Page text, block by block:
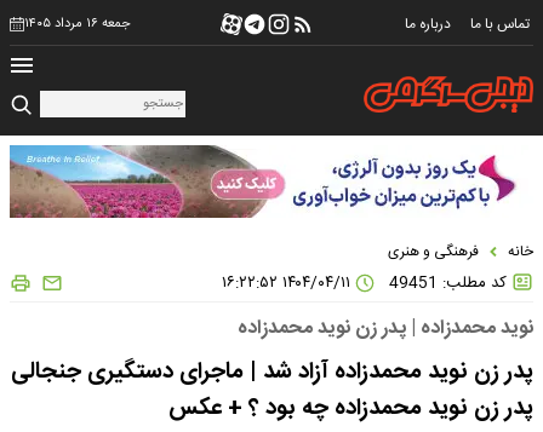
تماس با ما درباره ما جمعه ۱۶ مرداد ۱۴۰۵
خانه فرهنگی و هنری
کد مطلب: 49451
نوید محمدزاده | پدر زن نوید محمدزاده
پدر زن نوید محمدزاده آزاد شد | ماجرای دستگیری جنجالی
پدر زن نوید محمدزاده چه بود ؟ + عکس